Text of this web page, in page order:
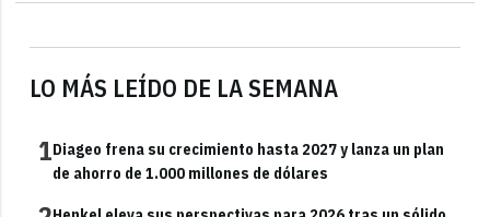
LO MÁS LEÍDO DE LA SEMANA
1Diageo frena su crecimiento hasta 2027 y lanza un plan
de ahorro de 1.000 millones de dólares